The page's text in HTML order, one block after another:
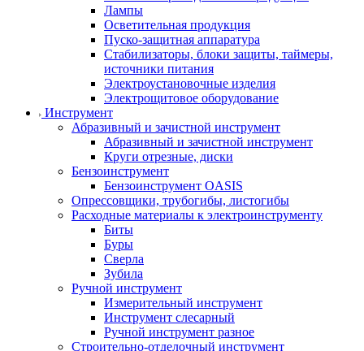
Лампы
Осветительная продукция
Пуско-защитная аппаратура
Стабилизаторы, блоки защиты, таймеры,
источники питания
Электроустановочные изделия
Электрощитовое оборудование
Инструмент
Абразивный и зачистной инструмент
Абразивный и зачистной инструмент
Круги отрезные, диски
Бензоинструмент
Бензоинструмент OASIS
Опрессовщики, трубогибы, листогибы
Расходные материалы к электроинструменту
Биты
Буры
Сверла
Зубила
Ручной инструмент
Измерительный инструмент
Инструмент слесарный
Ручной инструмент разное
Строительно-отделочный инструмент